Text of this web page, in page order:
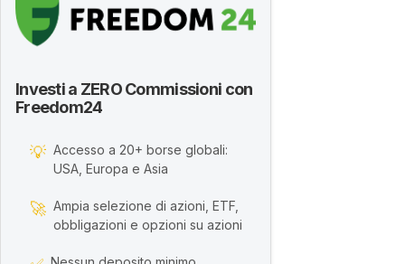
Investi a ZERO Commissioni con
Freedom24
💡 Accesso a 20+ borse globali:
USA, Europa e Asia
🚀 Ampia selezione di azioni, ETF,
obbligazioni e opzioni su azioni